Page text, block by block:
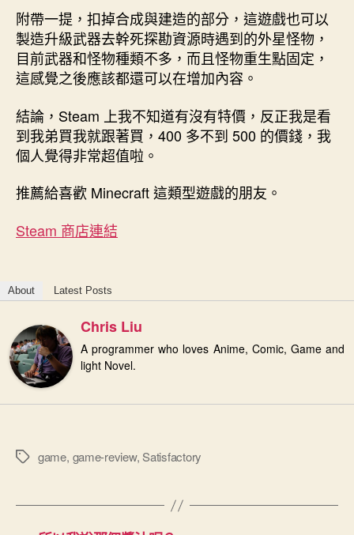
附帶一提，扣掉合成與建造的部分，這遊戲也可以
製造升級武器去幹死探勘資源時遇到的外星怪物，
目前武器和怪物種類不多，而且怪物重生點固定，
這感覺之後應該都還可以在增加內容。
結論，Steam 上我不知道有沒有特價，反正我是看
到我弟買我就跟著買，400 多不到 500 的價錢，我
個人覺得非常超值啦。
推薦給喜歡 Minecraft 這類型遊戲的朋友。
Steam 商店連結
About Latest Posts
Chris Liu
A programmer who loves Anime, Comic, Game and
light Novel.
標
game, game-review,Satisfactory